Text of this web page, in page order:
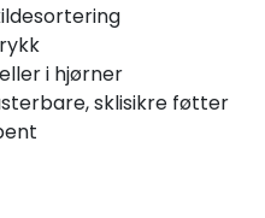
i hjørner
sklisikre føtter